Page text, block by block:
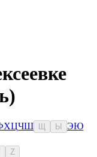
ХЦЧШ Ы ЭЮ
Z